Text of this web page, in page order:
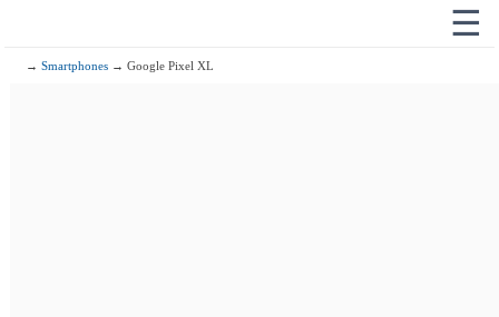
☰
→Smartphones → Google Pixel XL